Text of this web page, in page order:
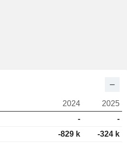
2024
2025
-
-
-829 k
-324 k